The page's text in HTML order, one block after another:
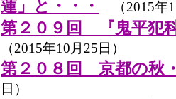
蓮」と・・・
（2015年
第２０９回 『鬼平犯
（2015年10月25日）
第２０８回 京都の秋
日）